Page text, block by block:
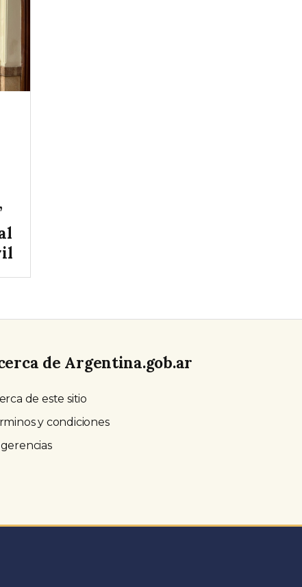
de Argentina.gob.ar
de este sitio
y condiciones